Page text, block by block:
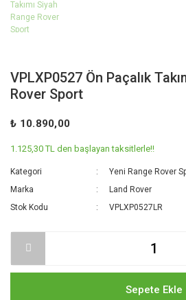
VPLXP0527 Ön Paçalık
Rover Sport
₺ 10.890,00
1.125,30 TL den başlayan taksitlerle!!
Kategori
Yeni Range Rover
Marka
Land Rover
Stok Kodu
VPLXP0527LR
Sepete Ekle